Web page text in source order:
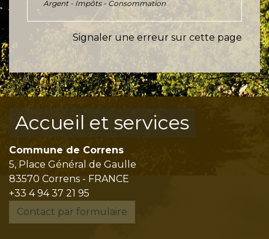
Argent - Impôts - Consommation
Signaler une erreur sur cette page
Accueil et services
Commune de Correns
5, Place Général de Gaulle
83570 Correns - FRANCE
+33 4 94 37 21 95
Contact par formulaire